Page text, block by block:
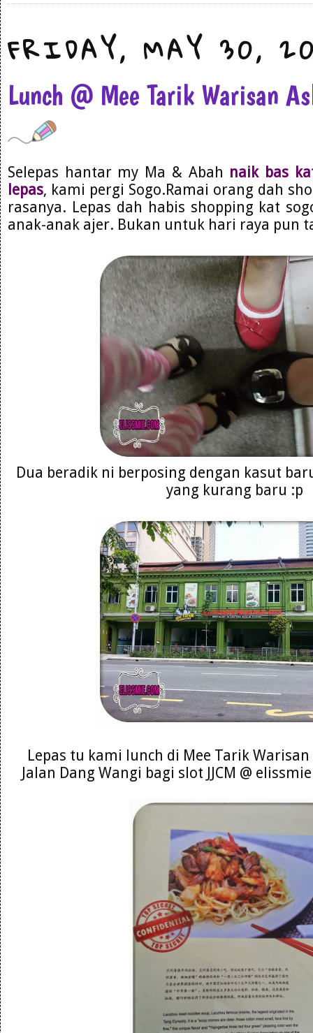
FRIDAY, MAY 30,
Lunch @ Mee Tarik Warisan
Selepas hantar my Ma & Abah naik bas
lepas, kami pergi Sogo.Ramai orang dah
rasanya. Lepas dah habis shopping kat
anak-anak ajer. Bukan untuk hari raya pun
Dua beradik ni berposing dengan kasut
yang kurang baru :p
Lepas tu kami lunch di Mee Tarik
Jalan Dang Wangi bagi slot JJCM @